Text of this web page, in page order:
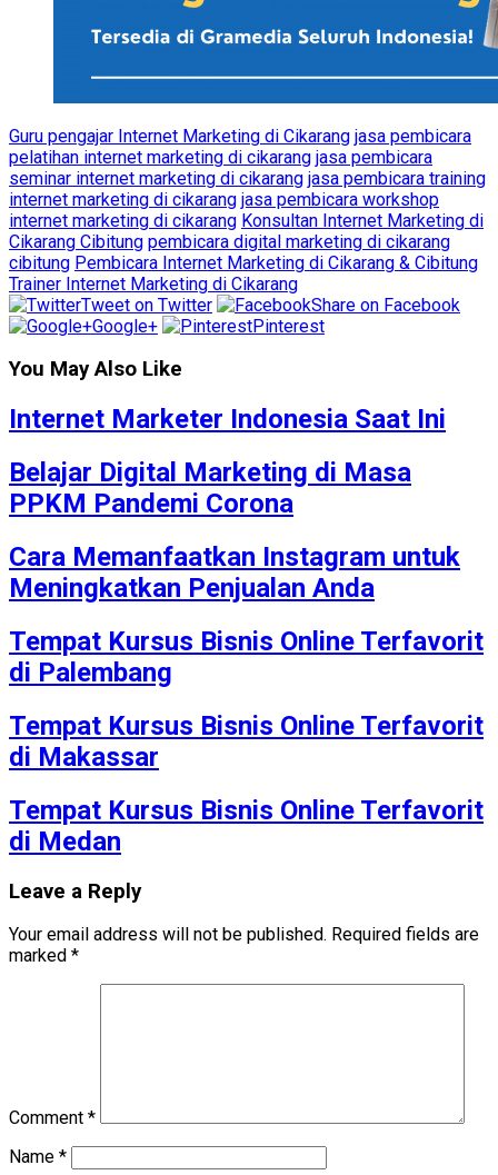
Guru pengajar Internet Marketing di Cikarang jasa pembicara
pelatihan internet marketing di cikarang jasa pembicara
seminar internet marketing di cikarang jasa pembicara training
internet marketing di cikarang jasa pembicara workshop
internet marketing di cikarang Konsultan Internet Marketing di
Cikarang Cibitung pembicara digital marketing di cikarang
cibitung Pembicara Internet Marketing di Cikarang & Cibitung
Trainer Internet Marketing di Cikarang
Tweet on Twitter
Share on Facebook
Google+
Pinterest
You May Also Like
Internet Marketer Indonesia Saat Ini
Belajar Digital Marketing di Masa
PPKM Pandemi Corona
Cara Memanfaatkan Instagram untuk
Meningkatkan Penjualan Anda
Tempat Kursus Bisnis Online Terfavorit
di Palembang
Tempat Kursus Bisnis Online Terfavorit
di Makassar
Tempat Kursus Bisnis Online Terfavorit
di Medan
Leave a Reply
Your email address will not be published. Required fields are
marked *
Comment *
Name *